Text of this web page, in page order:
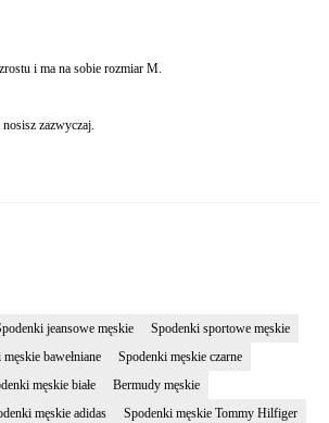
i ma na sobie rozmiar M.
zazwyczaj.
jeansowe męskie
Spodenki sportowe męskie
bawełniane
Spodenki męskie czarne
męskie białe
Bermudy męskie
męskie adidas
Spodenki męskie Tommy Hilfiger